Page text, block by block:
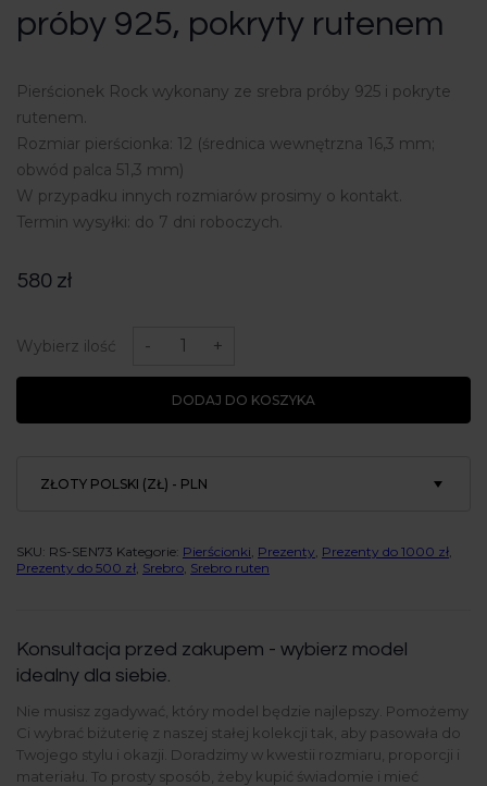
próby 925, pokryty rutenem
Pierścionek Rock wykonany ze srebra próby 925 i pokryte
rutenem.
Rozmiar pierścionka: 12 (średnica wewnętrzna 16,3 mm;
obwód palca 51,3 mm)
W przypadku innych rozmiarów prosimy o kontakt.
Termin wysyłki: do 7 dni roboczych.
580 zł
Wybierz ilość
Pierścionek
pokryty
- +
DODAJ DO KOSZYKA
ZŁOTY POLSKI (ZŁ) - PLN
SKU: RS-SEN73 Kategorie: Pierścionki Prezenty Prezenty do 1000 zł
Prezenty do 500 zł Srebro Srebro ruten
Konsultacja przed zakupem - wybierz model
idealny dla siebie.
Nie musisz zgadywać, który model będzie najlepszy. Pomożemy
Ci wybrać biżuterię z naszej stałej kolekcji tak, aby pasowała do
Twojego stylu i okazji. Doradzimy w kwestii rozmiaru, proporcji i
materiału. To prosty sposób, żeby kupić świadomie i mieć